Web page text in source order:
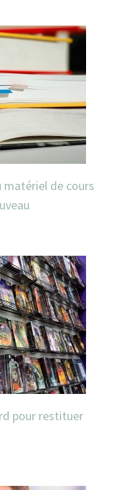
matériel de cours
pour restituer